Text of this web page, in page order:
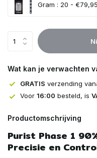
Gram : 20 - €79,95
Wat kan je verwachten
GRATIS verzending
Voor 16:00 besteld, is
Productomschrijving
Purist Phase 1
Precisie en